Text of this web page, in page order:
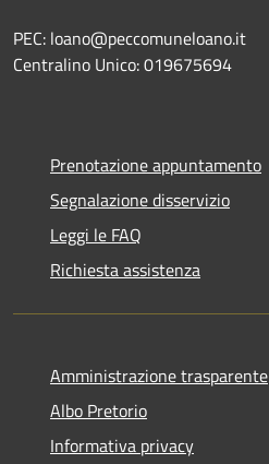
PEC: loano@peccomuneloano.it
Centralino Unico: 019675694
Prenotazione appuntamento
Segnalazione disservizio
Leggi le FAQ
Richiesta assistenza
Amministrazione trasparente
Albo Pretorio
Informativa privacy